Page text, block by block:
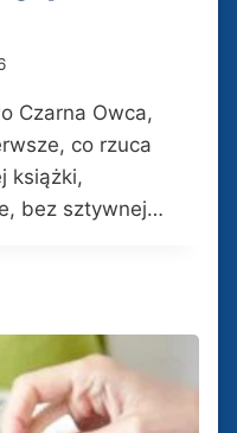
Czarna Owca,
co rzuca
książki,
bez sztywnej…